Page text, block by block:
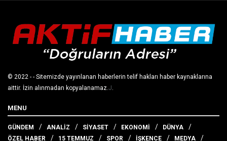
© 2022 - - Sitemizde yayınlanan haberlerin telif hakları haber kaynaklarına
aittir. İzin alınmadan kopyalanamaz.J.
MENU
GÜNDEM ANALİZ SİYASET EKONOMİ
DÜNYA
ÖZEL HABER
15 TEMMUZ SPOR İŞKENCE MEDYA